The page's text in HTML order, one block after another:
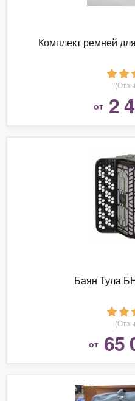
Комплект ремней
от 2
Баян Тула
от 65